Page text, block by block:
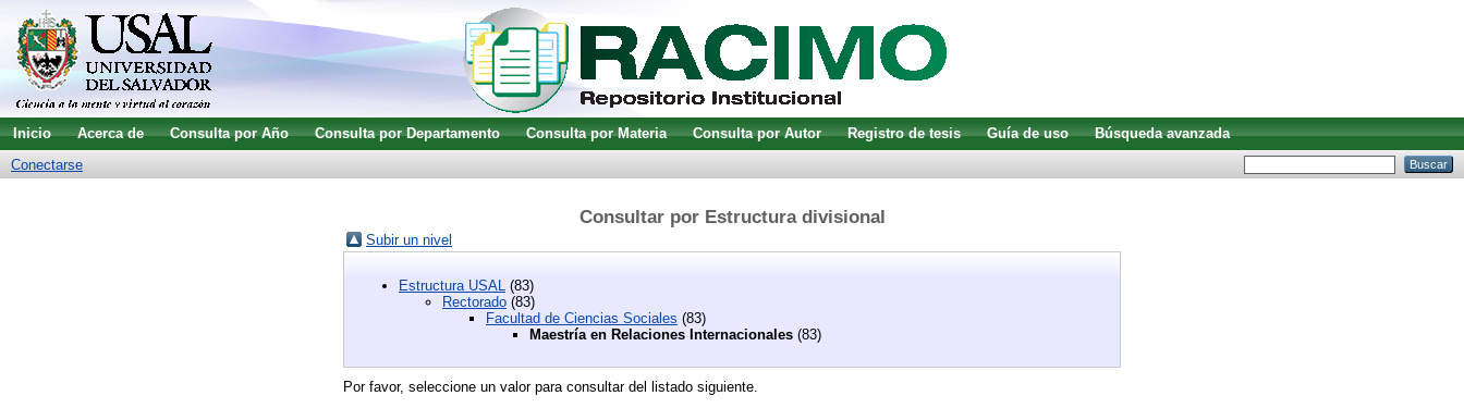
Inicio Acerca de Consulta por Año Consulta por Departamento Consulta por Materia Consulta por Autor Registro de tesis Guía de uso
Búsqueda avanzada
Conectarse
Consultar por Estructura divisional
Subir un nivel
Estructura USAL (83)
Rectorado (83)
Facultad de Ciencias Sociales (83)
Maestría en Relaciones Internacionales (83)
Por favor, seleccione un valor para consultar del listado siguiente.